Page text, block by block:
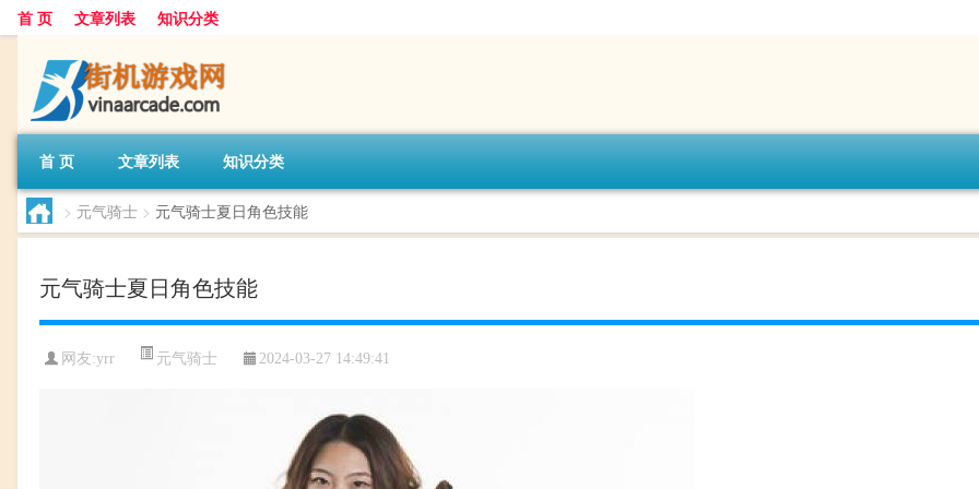
首 页 文章列表 知识分类
首 页 文章列表 知识分类
> 元气骑士 > 元气骑士夏日角色技能
元气骑士夏日角色技能
网友:yrr 元气骑士 2024-03-27 14:49:41